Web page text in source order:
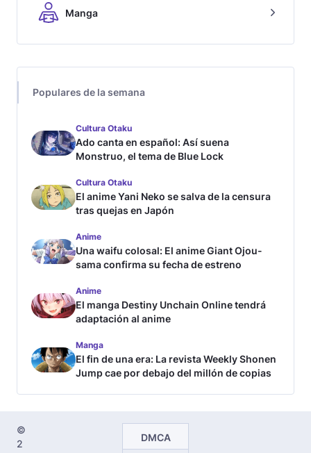
Manga
Populares de la semana
Cultura Otaku
Ado canta en español: Así suena
Monstruo, el tema de Blue Lock
Cultura Otaku
El anime Yani Neko se salva de la censura
tras quejas en Japón
Anime
Una waifu colosal: El anime Giant Ojou-
sama confirma su fecha de estreno
Anime
El manga Destiny Unchain Online tendrá
adaptación al anime
Manga
El fin de una era: La revista Weekly Shonen
Jump cae por debajo del millón de copias
©
2
DMCA